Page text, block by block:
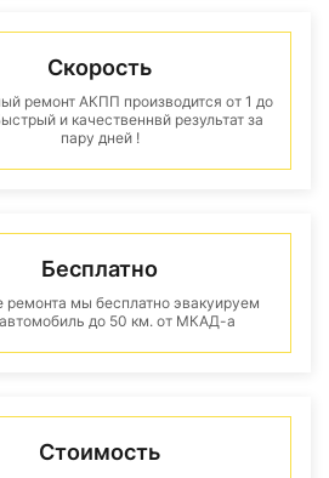
Скорость
ремонт АКПП производится от 1 до
и качественнвй результат за
пару дней !
Бесплатно
ремонта мы бесплатно эвакуируем
до 50 км. от МКАД-а
Стоимость